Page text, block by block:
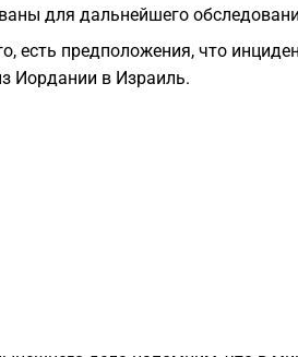
для дальнейшего
есть предположения, что
Иордании в Израиль.